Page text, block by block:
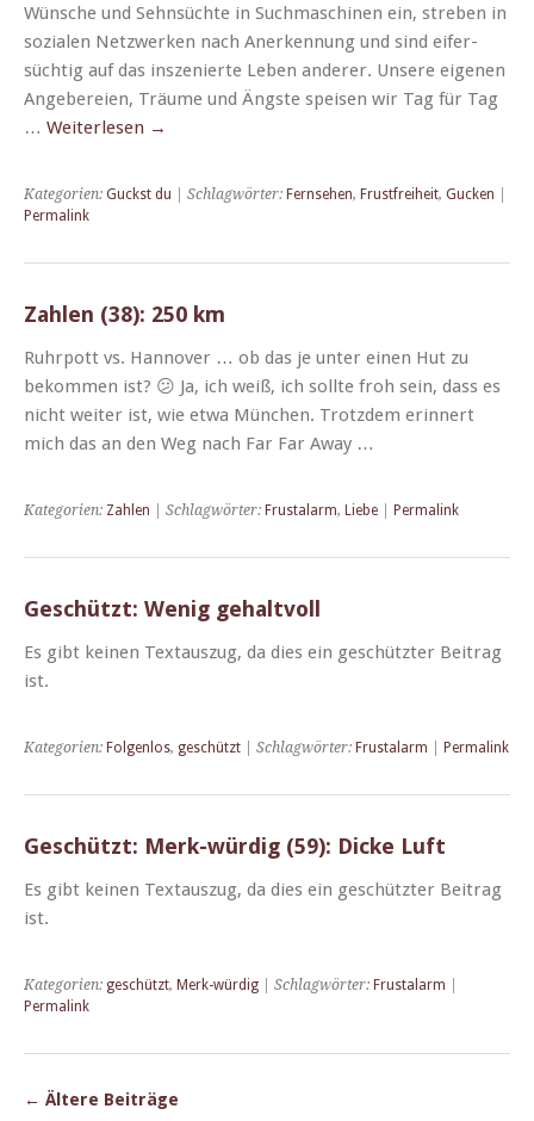
Wün­sche und Sehn­süchte in Such­maschi­nen ein, streben in
sozialen Net­zw­erken nach Anerken­nung und sind eifer­
süchtig auf das insze­nierte Leben ander­er. Unsere eige­nen
Ange­bereien, Träume und Äng­ste speisen wir Tag für Tag
… Weit­er­lesen →
Kategorien: Guckst du | Schlagwörter: Fernsehen, Frustfreiheit, Gucken
Permalink
Zahlen (38): 250 km
Ruhrpott vs. Han­nover … ob das je unter einen Hut zu
bekom­men ist? 😕 Ja, ich weiß, ich sollte froh sein, dass es
nicht weit­er ist, wie etwa München. Trotz­dem erin­nert
mich das an den Weg nach Far Far Away …
Kategorien: Zahlen | Schlagwörter: Frustalarm, Liebe Permalink
Geschützt: Wenig gehaltvoll
Es gibt keinen Tex­tauszug, da dies ein geschützter Beitrag
ist.
Kategorien: Folgenlos, geschützt | Schlagwörter: Frustalarm Permalink
Geschützt: Merk-würdig (59): Dicke Luft
Es gibt keinen Tex­tauszug, da dies ein geschützter Beitrag
ist.
Kategorien: geschützt, Merk-würdig | Schlagwörter: Frustalarm
Permalink
← Ältere Beiträge